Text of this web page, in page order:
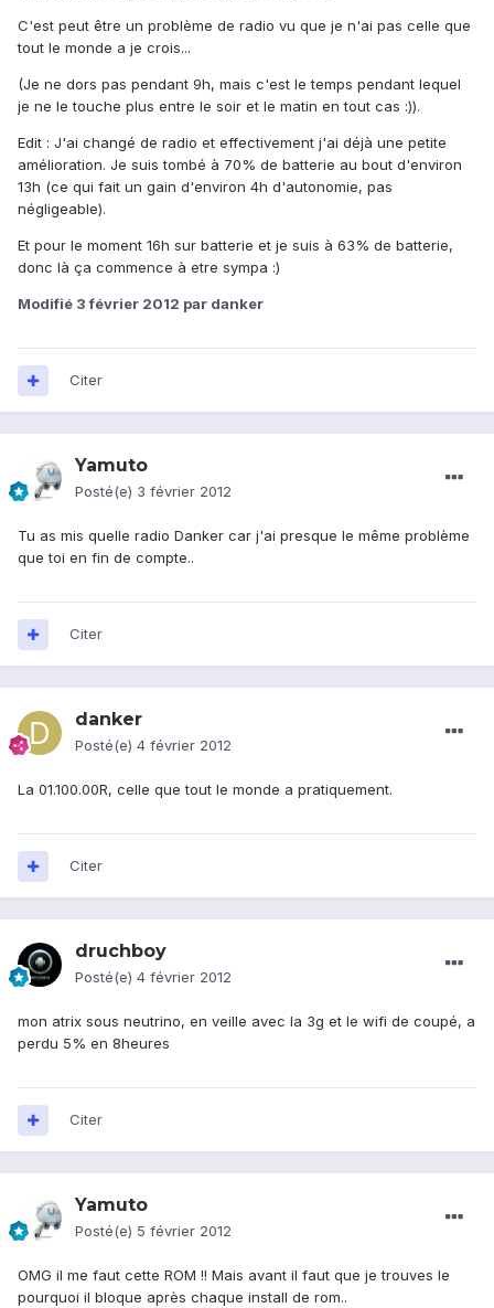
C'est peut être un problème de radio vu que je n'ai pas celle que
tout le monde a je crois...
(Je ne dors pas pendant 9h, mais c'est le temps pendant lequel
je ne le touche plus entre le soir et le matin en tout cas :)).
Edit : J'ai changé de radio et effectivement j'ai déjà une petite
amélioration. Je suis tombé à 70% de batterie au bout d'environ
13h (ce qui fait un gain d'environ 4h d'autonomie, pas
négligeable).
Et pour le moment 16h sur batterie et je suis à 63% de batterie,
donc là ça commence à etre sympa :)
Modifié 3 février 2012 par danker
Citer
Yamuto
Posté(e) 3 février 2012
Tu as mis quelle radio Danker car j'ai presque le même problème
que toi en fin de compte..
Citer
danker
Posté(e) 4 février 2012
La 01.100.00R, celle que tout le monde a pratiquement.
Citer
druchboy
Posté(e) 4 février 2012
mon atrix sous neutrino, en veille avec la 3g et le wifi de coupé, a
perdu 5% en 8heures
Citer
Yamuto
Posté(e) 5 février 2012
OMG il me faut cette ROM !! Mais avant il faut que je trouves le
pourquoi il bloque après chaque install de rom..